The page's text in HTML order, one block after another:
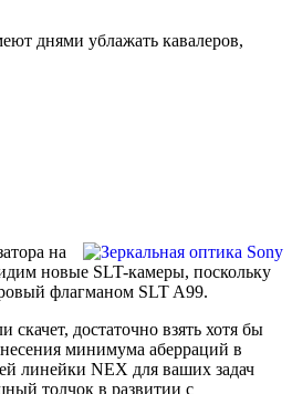
днями ублажать кавалеров,
на
новые SLT-камеры, поскольку
флагманом SLT A99.
достаточно взять хотя бы
минимума аберраций в
линейки NEX для ваших задач
толчок в развитии с